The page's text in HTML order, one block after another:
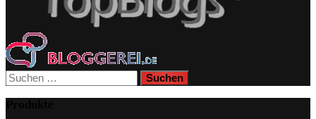
Suchen
nach: